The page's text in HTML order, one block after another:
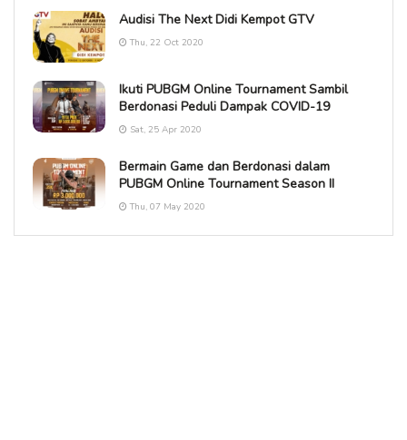
Audisi The Next Didi Kempot GTV
Thu, 22 Oct 2020
Ikuti PUBGM Online Tournament Sambil
Berdonasi Peduli Dampak COVID-19
Sat, 25 Apr 2020
Bermain Game dan Berdonasi dalam
PUBGM Online Tournament Season II
Thu, 07 May 2020